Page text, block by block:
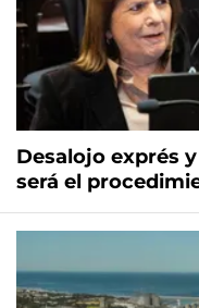
Desalojo exprés
será el